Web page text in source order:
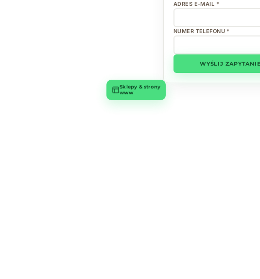
ADRES E-MAIL *
NUMER TELEFONU *
WYŚLIJ ZAPYTANIE
Sklepy & strony
www